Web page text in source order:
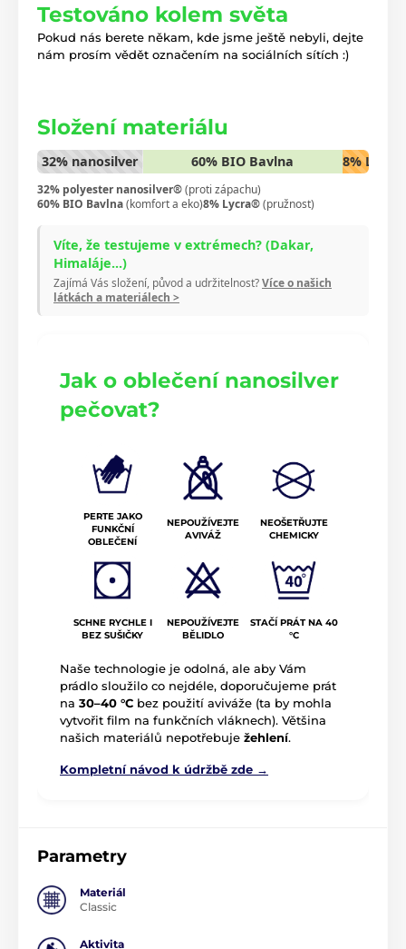
Testováno kolem světa
Pokud nás berete někam, kde jsme ještě nebyli, dejte
nám prosím vědět označením na sociálních sítích :)
Složení materiálu
32% nanosilver 60% BIO Bavlna 8% Lycra
32% polyester nanosilver®(proti zápachu)
60% BIO Bavlna(komfort a eko)8% Lycra®(pružnost)
Víte, že testujeme v extrémech? (Dakar,
Himaláje...)
Zajímá Vás složení, původ a udržitelnost?Více o našich
látkách a materiálech >
Jak o oblečení nanosilver
pečovat?
PERTE JAKO
FUNKČNÍ
OBLEČENÍ
NEPOUŽÍVEJTE
AVIVÁŽ
NEOŠETŘUJTE
CHEMICKY
SCHNE RYCHLE I
BEZ SUŠIČKY
NEPOUŽÍVEJTE
BĚLIDLO
STAČÍ PRÁT NA 40
°C
Naše technologie je odolná, ale aby Vám
prádlo sloužilo co nejdéle, doporučujeme prát
na 30–40 °C bez použití aviváže (ta by mohla
vytvořit film na funkčních vláknech). Většina
našich materiálů nepotřebuje žehlení.
Kompletní návod k údržbě zde →
Parametry
Materiál
Classic
Aktivita